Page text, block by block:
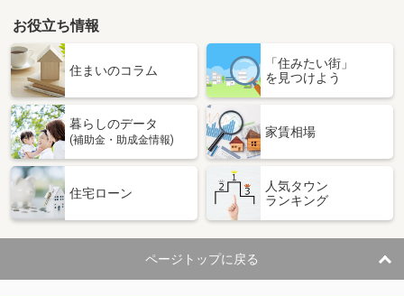
お役立ち情報
住まいのコラム
「住みたい街」
を見つけよう
暮らしのデータ
(補助金・助成金情報)
家賃相場
住宅ローン
人気タウン
ランキング
ページトップに戻る